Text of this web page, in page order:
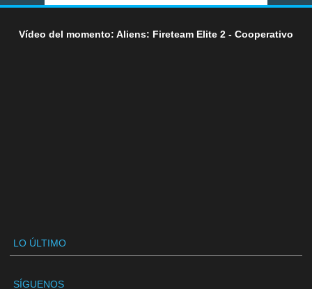
Vídeo del momento: Aliens: Fireteam Elite 2 - Cooperativo
LO ÚLTIMO
SÍGUENOS